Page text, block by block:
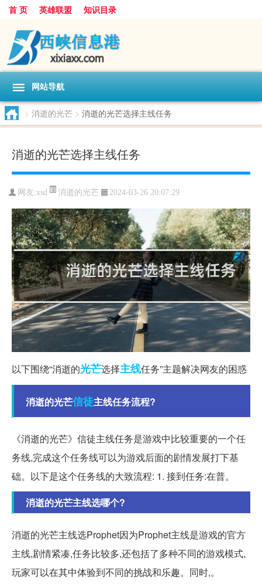
首 页 英雄联盟 知识目录
网站导航
> 消逝的光芒 > 消逝的光芒选择主线任务
消逝的光芒选择主线任务
网友:xsd 消逝的光芒 2024-03-26 20:07:29
以下围绕“消逝的光芒选择主线任务”主题解决网友的困惑
消逝的光芒信徒主线任务流程?
《消逝的光芒》信徒主线任务是游戏中比较重要的一个任
务线,完成这个任务线可以为游戏后面的剧情发展打下基
础。以下是这个任务线的大致流程: 1. 接到任务:在普。
消逝的光芒主线选哪个?
消逝的光芒主线选Prophet因为Prophet主线是游戏的官方
主线,剧情紧凑,任务比较多,还包括了多种不同的游戏模式,
玩家可以在其中体验到不同的挑战和乐趣。同时,。